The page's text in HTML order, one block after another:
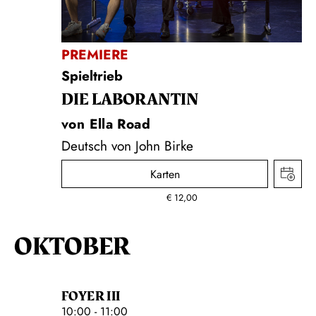
PREMIERE
Spieltrieb
DIE LA­BO­RAN­TIN
von Ella Road
Deutsch von John Birke
Karten
€ 12,00
OKTOBER
FOYER III
10:00 - 11:00